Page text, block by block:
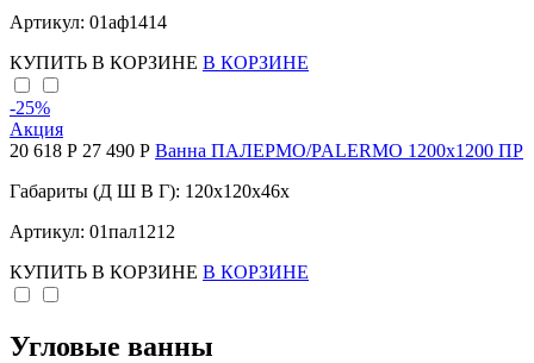
Артикул: 01аф1414
КУПИТЬ В КОРЗИНЕ В КОРЗИНЕ
-25%
Акция
20 618 Р 27 490 Р Ванна ПАЛЕРМО/PALERMO 1200х1200 ПР
Габариты (Д Ш В Г): 120x120x46x
Артикул: 01пал1212
КУПИТЬ В КОРЗИНЕ В КОРЗИНЕ
Угловые ванны